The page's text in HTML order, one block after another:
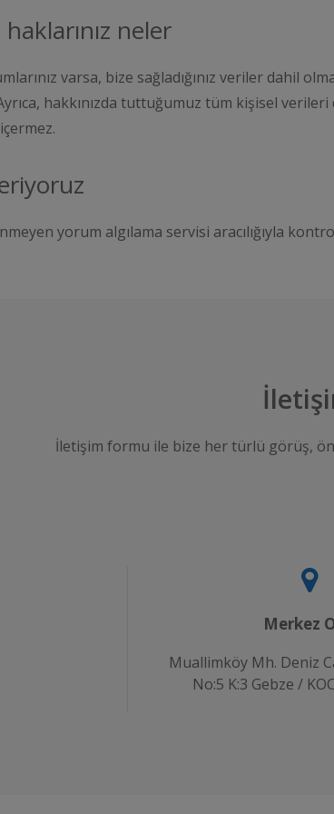
neler
varsa, bize sağladığınız veriler dahil
hakkınızda tuttuğumuz tüm kişisel
yorum algılama servisi aracılığıyla
İletişim formu ile bize her türlü görüş,
Merkez
Muallimköy Mh. Deniz
No:5 K:3 Gebze /